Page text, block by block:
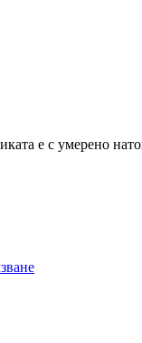
е с умерено